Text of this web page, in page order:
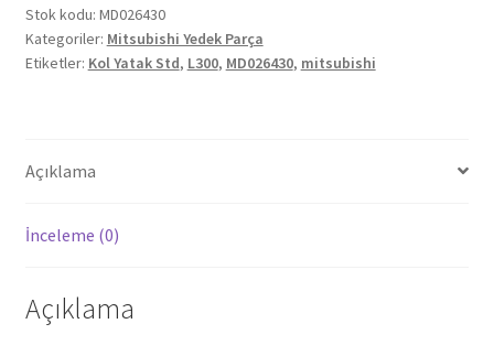
Yatak
Std.
(E.M.)
Stok kodu: MD026430
Kategoriler: Mitsubishi Yedek Parça
Etiketler: Kol Yatak Std, L300, MD026430, mitsubishi
Açıklama
İnceleme (0)
Açıklama